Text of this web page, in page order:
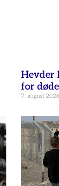
Hevder
for
7. august 2026